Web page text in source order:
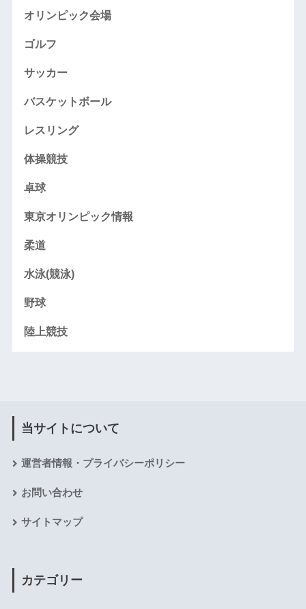
オリンピック会場
ゴルフ
サッカー
バスケットボール
レスリング
体操競技
卓球
東京オリンピック情報
柔道
水泳(競泳)
野球
陸上競技
当サイトについて
運営者情報・プライバシーポリシー
お問い合わせ
サイトマップ
カテゴリー